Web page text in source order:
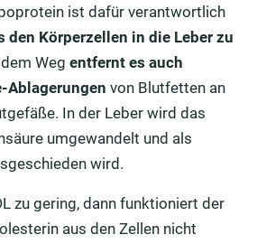
ist dafür verantwortlich
den Körperzellen in die Leber zu
Weg entfernt es auch
Ablagerungen von Blutfetten an
In der Leber wird das
umgewandelt und als
wird.
zu gering, dann funktioniert der
aus den Zellen nicht